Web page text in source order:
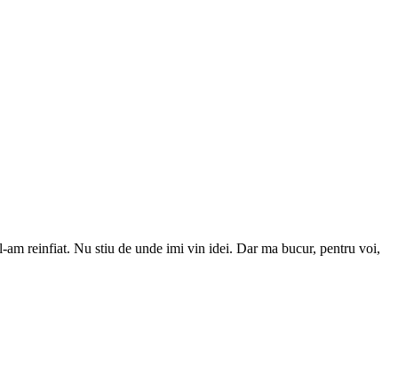
am reinfiat. Nu stiu de unde imi vin idei. Dar ma bucur, pentru voi,